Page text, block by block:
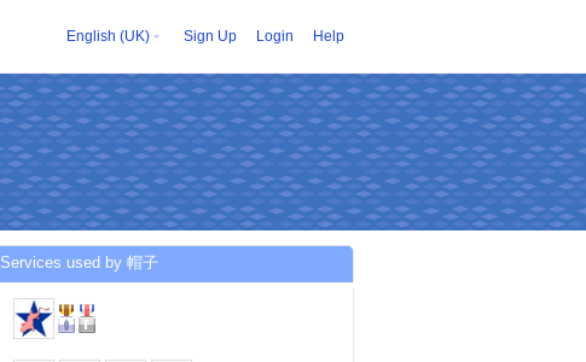
English (UK) Sign Up Login Help
Services used by 帽子